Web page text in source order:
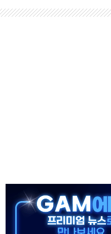
…美 "통행 막을 권한 없어"
분기 기업 순이익 21% 증가" 전
자본시장법 개정 논의"
혼조세...웨스턴디지털·샌디스크↓